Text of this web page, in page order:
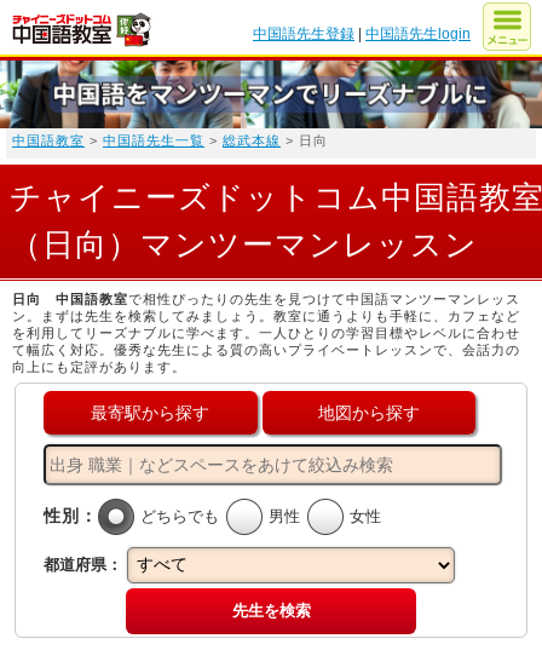
中国語先生登録 |中国語先生login
中国語教室 > 中国語先生一覧 > 総武本線 > 日向
チャイニーズドットコム中国語教
（日向）マンツーマンレッスン
日向 中国語教室で相性ぴったりの先生を見つけて中国語マンツーマンレッス
ン。まずは先生を検索してみましょう。教室に通うよりも手軽に、カフェなど
を利用してリーズナブルに学べます。一人ひとりの学習目標やレベルに合わせ
て幅広く対応。優秀な先生による質の高いプライベートレッスンで、会話力の
向上にも定評があります。
最寄駅から探す 地図から探す
性別： どちらでも 男性 女性
都道府県：
先生を検索